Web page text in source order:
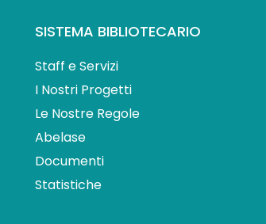
SISTEMA BIBLIOTECARIO
Staff e Servizi
I Nostri Progetti
Le Nostre Regole
Abelase
Documenti
Statistiche